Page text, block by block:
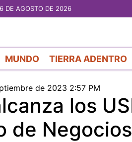
DE AGOSTO DE 2026
MUNDO TIERRA ADENTRO
de 2023 2:57 PM
los
de